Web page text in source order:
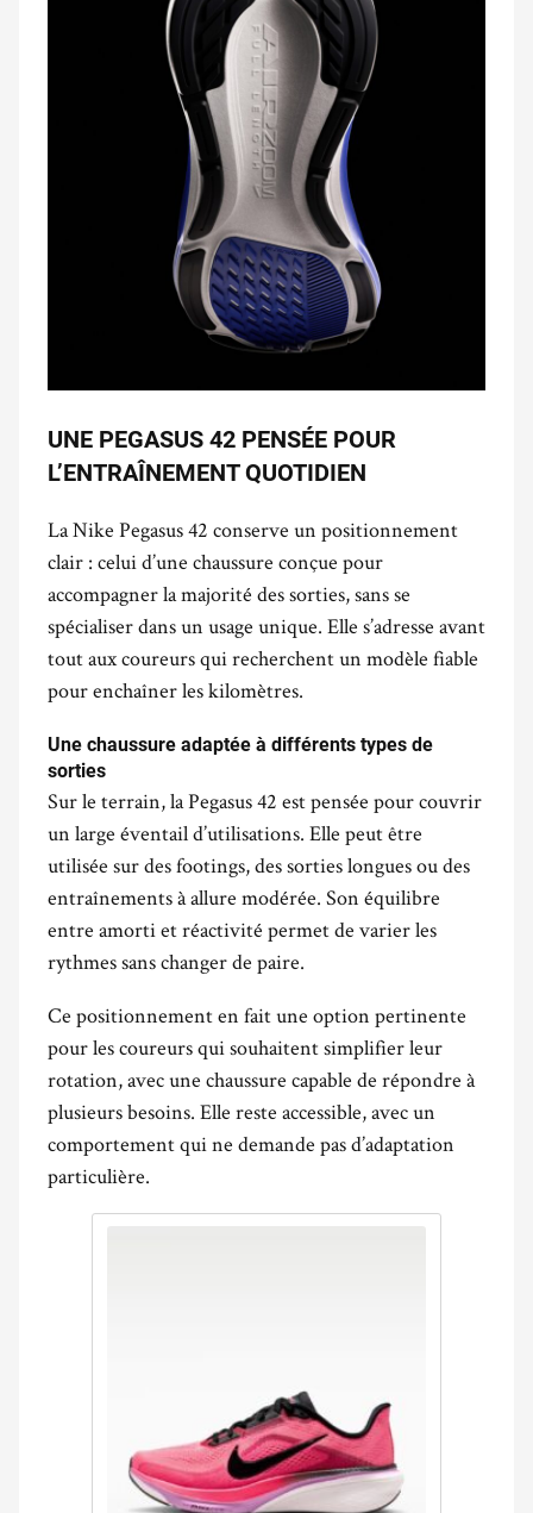
UNE PEGASUS 42 PENSÉE POUR
L’ENTRAÎNEMENT QUOTIDIEN
La Nike Pegasus 42 conserve un positionnement
clair : celui d’une chaussure conçue pour
accompagner la majorité des sorties, sans se
spécialiser dans un usage unique. Elle s’adresse avant
tout aux coureurs qui recherchent un modèle fiable
pour enchaîner les kilomètres.
Une chaussure adaptée à différents types de
sorties
Sur le terrain, la Pegasus 42 est pensée pour couvrir
un large éventail d’utilisations. Elle peut être
utilisée sur des footings, des sorties longues ou des
entraînements à allure modérée. Son équilibre
entre amorti et réactivité permet de varier les
rythmes sans changer de paire.
Ce positionnement en fait une option pertinente
pour les coureurs qui souhaitent simplifier leur
rotation, avec une chaussure capable de répondre à
plusieurs besoins. Elle reste accessible, avec un
comportement qui ne demande pas d’adaptation
particulière.